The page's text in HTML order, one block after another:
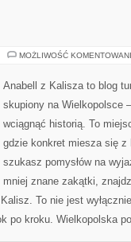
MOŻLIWOŚĆ
Anabell z Kalisza to blog
skupiony na Wielkopolsce
wciągnąć historią. To
gdzie konkret miesza się
szukasz pomysłów na
mniej znane zakątki,
To nie jest
po kroku. Wielkopolska